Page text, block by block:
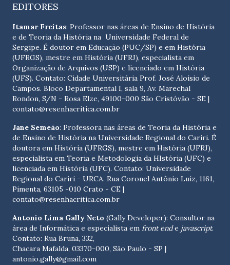
EDITORES
Itamar Freitas: Professor nas áreas de Ensino de História
e de Teoria da História na Universidade Federal de
Sergipe. É doutor em Educação (PUC/SP) e em História
(UFRGS), mestre em História (UFRJ), especialista em
Organização de Arquivos (USP) e licenciado em História
(UFS). Contato: Cidade Universitária Prof. José Aloísio de
Campos. Bloco Departamental I, sala 9, Av. Marechal
Rondon, S/N - Rosa Elze, 49100-000 São Cristóvão - SE |
contato@resenhacritica.com.br
Jane Semeão: Professora nas áreas de Teoria da História e
de Ensino de História na Universidade Regional do Cariri. É
doutora em História (UFRGS), mestre em História (UFRJ),
especialista em Teoria e Metodologia da HIstória (UFC) e
licenciada em História (UFC). Contato: Universidade
Regional do Cariri - URCA. Rua Coronel Antônio Luíz, 1161,
Pimenta, 63105 -010 Crato - CE |
contato@resenhacritica.com.br
Antonio Lima Gally Neto (Gally Developer): Consultor na
área de Informática e especialista em front ende javascript.
Contato: Rua Bruna, 332,
Chacara Mafalda, 03370-000, São Paulo - SP |
antonio.gally@gmail.com